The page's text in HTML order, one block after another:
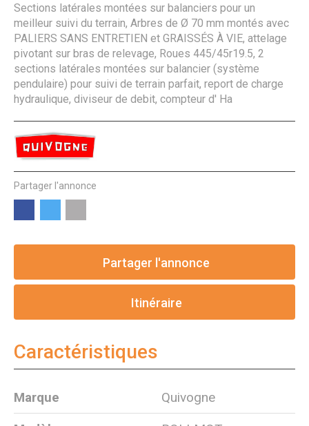
Sections latérales montées sur balanciers pour un
meilleur suivi du terrain, Arbres de Ø 70 mm montés avec
PALIERS SANS ENTRETIEN et GRAISSÉS À VIE, attelage
pivotant sur bras de relevage, Roues 445/45r19.5, 2
sections latérales montées sur balancier (système
pendulaire) pour suivi de terrain parfait, report de charge
hydraulique, diviseur de debit, compteur d' Ha
Caractéristiques
Marque
Quivogne
Partager l'annonce
Partager l'annonce
Itinéraire